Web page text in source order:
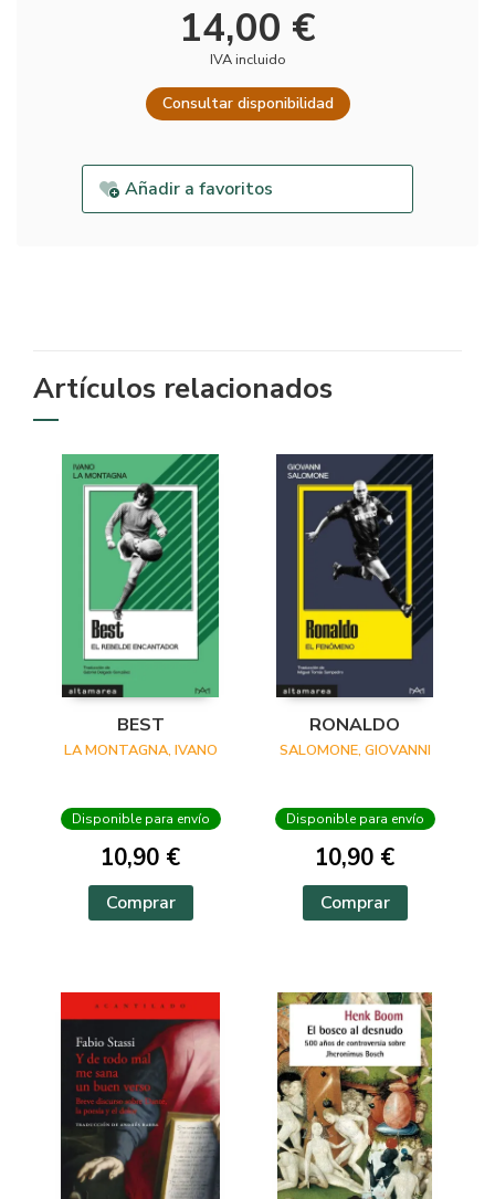
14,00 €
IVA incluido
Consultar disponibilidad
Añadir a favoritos
Artículos relacionados
BEST
LA MONTAGNA, IVANO
Disponible para envío
10,90 €
Comprar
RONALDO
SALOMONE, GIOVANNI
Disponible para envío
10,90 €
Comprar